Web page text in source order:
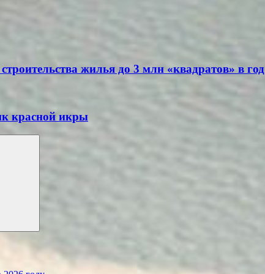
жилья до 3 млн «квадратов» в год
красной икры